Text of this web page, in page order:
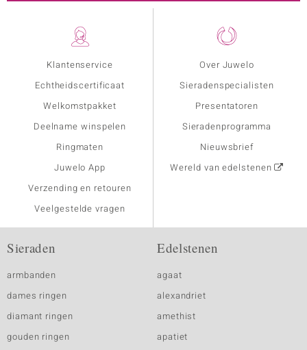
Klantenservice
Echtheidscertificaat
Welkomstpakket
Deelname winspelen
Ringmaten
Juwelo App
Verzending en retouren
Veelgestelde vragen
Over Juwelo
Sieradenspecialisten
Presentatoren
Sieradenprogramma
Nieuwsbrief
Wereld van edelstenen
Sieraden
armbanden
dames ringen
diamant ringen
gouden ringen
Edelstenen
agaat
alexandriet
amethist
apatiet